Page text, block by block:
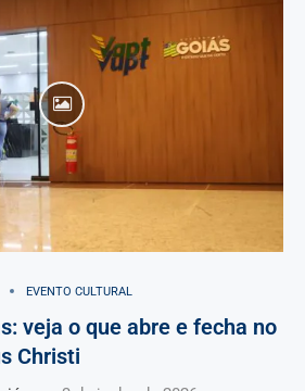
EVENTO CULTURAL
veja o que abre e fecha no
Christi